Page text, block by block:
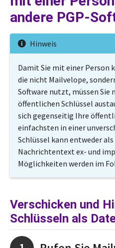
andere PGP-
Hinweis
Damit Sie mit einer Person
die nicht Mailvelope,
Software nutzt, müssen Sie
öffentlichen Schlüssel
sich gegenseitig Ihre
einfachsten in einer
Schlüssel kann entweder
Nachrichtentext ex- und
Möglichkeiten werden im
Verschicken und
Schlüsseln als